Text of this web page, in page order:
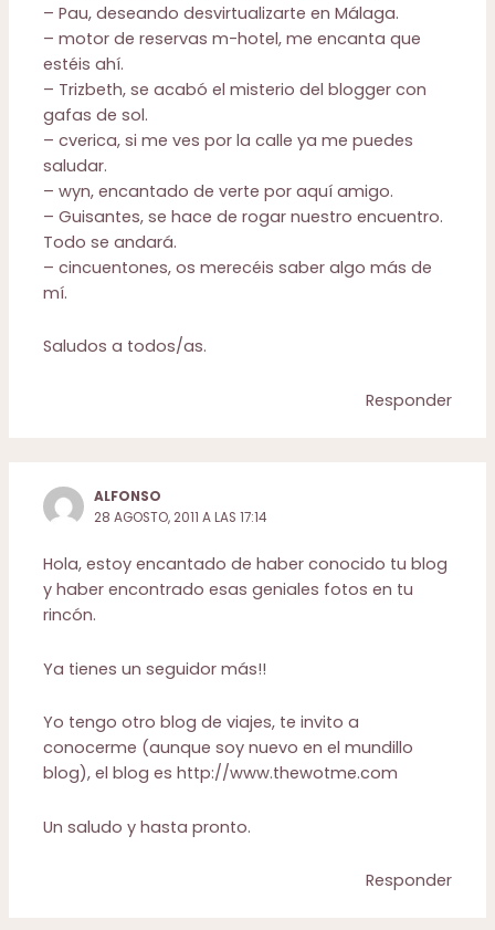
– Pau, deseando desvirtualizarte en Málaga.
– motor de reservas m-hotel, me encanta que
estéis ahí.
– Trizbeth, se acabó el misterio del blogger con
gafas de sol.
– cverica, si me ves por la calle ya me puedes
saludar.
– wyn, encantado de verte por aquí amigo.
– Guisantes, se hace de rogar nuestro encuentro.
Todo se andará.
– cincuentones, os merecéis saber algo más de
mí.
Saludos a todos/as.
Responder
ALFONSO
28 AGOSTO, 2011 A LAS 17:14
Hola, estoy encantado de haber conocido tu blog
y haber encontrado esas geniales fotos en tu
rincón.
Ya tienes un seguidor más!!
Yo tengo otro blog de viajes, te invito a
conocerme (aunque soy nuevo en el mundillo
blog), el blog eshttp://www.thewotme.com
Un saludo y hasta pronto.
Responder